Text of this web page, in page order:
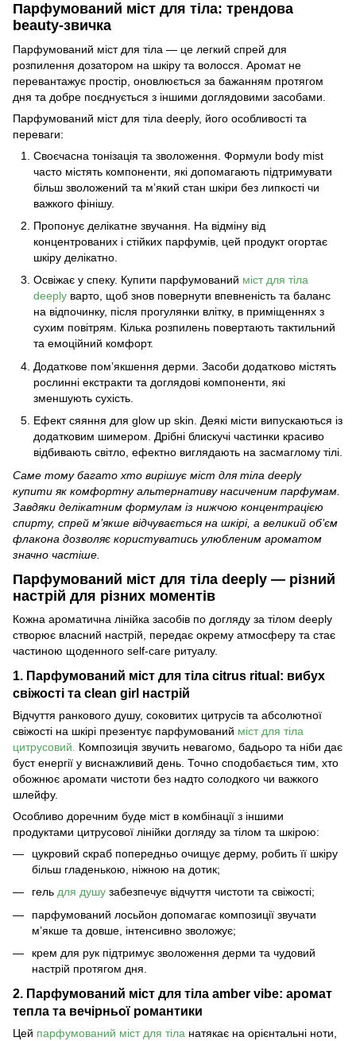
Парфумований міст для тіла: трендова
beauty-звичка
Парфумований міст для тіла — це легкий спрей для
розпилення дозатором на шкіру та волосся. Аромат не
перевантажує простір, оновлюється за бажанням протягом
дня та добре поєднується з іншими доглядовими засобами.
Парфумований міст для тіла deeply, його особливості та
переваги:
Своєчасна тонізація та зволоження. Формули body mist
часто містять компоненти, які допомагають підтримувати
більш зволожений та м’який стан шкіри без липкості чи
важкого фінішу.
Пропонує делікатне звучання. На відміну від
концентрованих і стійких парфумів, цей продукт огортає
шкіру делікатно.
Освіжає у спеку. Купити парфумований міст для тіла
deeply варто, щоб знов повернути впевненість та баланс
на відпочинку, після прогулянки влітку, в приміщеннях з
сухим повітрям. Кілька розпилень повертають тактильний
та емоційний комфорт.
Додаткове пом’якшення дерми. Засоби додатково містять
рослинні екстракти та доглядові компоненти, які
зменшують сухість.
Ефект сяяння для glow up skin. Деякі місти випускаються із
додатковим шимером. Дрібні блискучі частинки красиво
відбивають світло, ефектно виглядають на засмаглому тілі.
Саме тому багато хто вирішує міст для тіла deeply
купити як комфортну альтернативу насиченим парфумам.
Завдяки делікатним формулам із нижчою концентрацією
спирту, спрей м’якше відчувається на шкірі, а великий об’єм
флакона дозволяє користуватись улюбленим ароматом
значно частіше.
Парфумований міст для тіла deeply — різний
настрій для різних моментів
Кожна ароматична лінійка засобів по догляду за тілом deeply
створює власний настрій, передає окрему атмосферу та стає
частиною щоденного self-care ритуалу.
1. Парфумований міст для тіла citrus ritual: вибух
свіжості та clean girl настрій
Відчуття ранкового душу, соковитих цитрусів та абсолютної
свіжості на шкірі презентує парфумований міст для тіла
цитрусовий
Композиція звучить невагомо, бадьоро та ніби дає
буст енергії у виснажливий день. Точно сподобається тим, хто
обожнює аромати чистоти без надто солодкого чи важкого
шлейфу.
Особливо доречним буде міст в комбінації з іншими
продуктами цитрусової лінійки догляду за тілом та шкірою:
цукровий скраб попередньо очищує дерму, робить її шкіру
більш гладенькою, ніжною на дотик;
гель для душу забезпечує відчуття чистоти та свіжості;
парфумований лосьйон допомагає композиції звучати
м’якше та довше, інтенсивно зволожує;
крем для рук підтримує зволоження дерми та чудовий
настрій протягом дня.
2. Парфумований міст для тіла amber vibe: аромат
тепла та вечірньої романтики
Цей парфумований міст для тіла натякає на орієнтальні ноти,